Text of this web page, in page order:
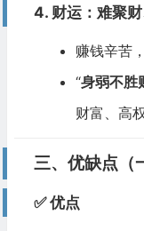
4. 财运：难聚
赚钱辛苦，
“身弱不胜
财富、高权
三、优缺点（
✅ 优点